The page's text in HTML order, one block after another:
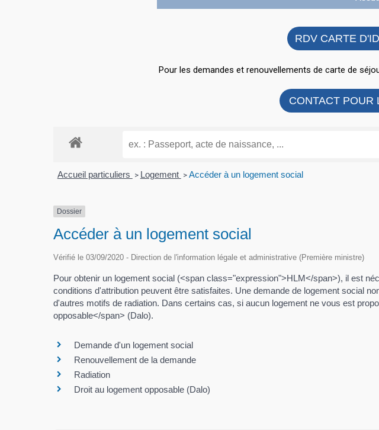
RDV CARTE
Pour les demandes et renouvellements de carte de
CONTACT POUR
Accueil particuliers > Logement > Accéder à un logement social
Dossier
Accéder à un logement social
Vérifié le 03/09/2020 - Direction de l'information légale et administrative (Première ministre)
Pour obtenir un logement social (<span class="expression">HLM</span>), il est
conditions d'attribution peuvent être satisfaites. Une demande de logement social
d'autres motifs de radiation. Dans certains cas, si aucun logement ne vous est
opposable</span> (Dalo).
Demande d'un logement social
Renouvellement de la demande
Radiation
Droit au logement opposable (Dalo)